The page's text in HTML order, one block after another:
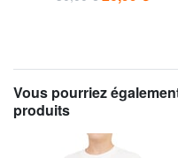
Vous pourriez
produits